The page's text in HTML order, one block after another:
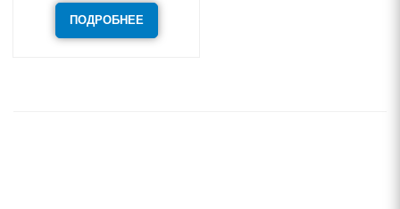
ПОДРОБНЕЕ